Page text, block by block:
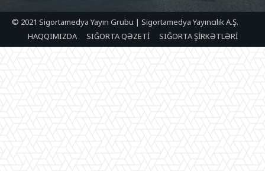
© 2021 Sigortamedya Yayın Grubu | Sigortamedya Yayıncılık A.Ş.
HAQQIMIZDA
SIĞORTA QƏZETİ SIĞORTA ŞİRKƏTLƏRİ